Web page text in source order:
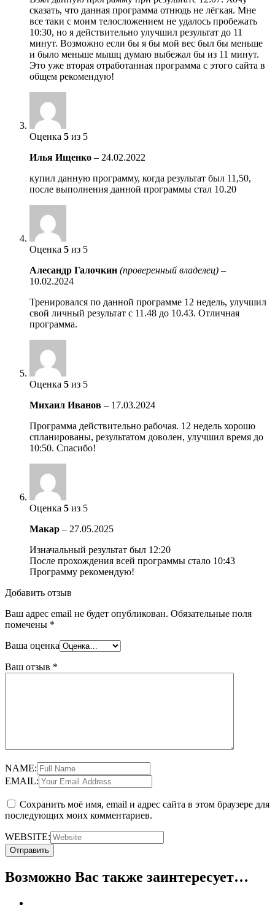
сказать, что данная программа отнюдь не лёгкая. Мне
все таки с моим телосложением не удалось пробежать
10:30, но я действительно улучшил результат до 11
минут. Возможно если бы я бы мой вес был бы меньше
и было меньше мышц думаю выбежал бы из 11 минут.
Это уже вторая отработанная программа с этого сайта в
общем рекомендую!
Оценка 5 из 5
Илья Ищенко – 24.02.2022
купил данную программу, когда результат был 11,50,
после выполнения данной программы стал 10.20
Оценка 5 из 5
Алесандр Галочкин (проверенный владелец) –
10.02.2024
Тренировался по данной программе 12 недель, улучшил
свой личный результат с 11.48 до 10.43. Отличная
программа.
Оценка 5 из 5
Михаил Иванов – 17.03.2024
Программа действительно рабочая. 12 недель хорошо
спланированы, результатом доволен, улучшил время до
10:50. Спасибо!
Оценка 5 из 5
Макар – 27.05.2025
Изначальный результат был 12:20
После прохождения всей программы стало 10:43
Программу рекомендую!
Добавить отзыв
Ваш адрес email не будет опубликован. Обязательные поля
помечены *
Ваша оценка
Ваш отзыв *
NAME:
EMAIL:
Сохранить моё имя, email и адрес сайта в этом браузере для
последующих моих комментариев.
WEBSITE:
Возможно Вас также заинтересует…